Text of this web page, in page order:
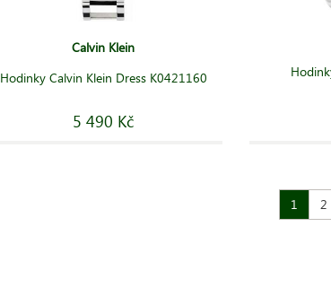
Calvin Klein
Hodinky Calvin Klein Dress K0421160
5 490 Kč
1 2